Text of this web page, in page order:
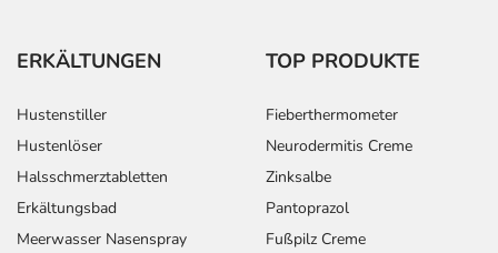
ERKÄLTUNGEN
Hustenstiller
Hustenlöser
Halsschmerztabletten
Erkältungsbad
Meerwasser Nasenspray
TOP PRODUKTE
Fieberthermometer
Neurodermitis Creme
Zinksalbe
Pantoprazol
Fußpilz Creme